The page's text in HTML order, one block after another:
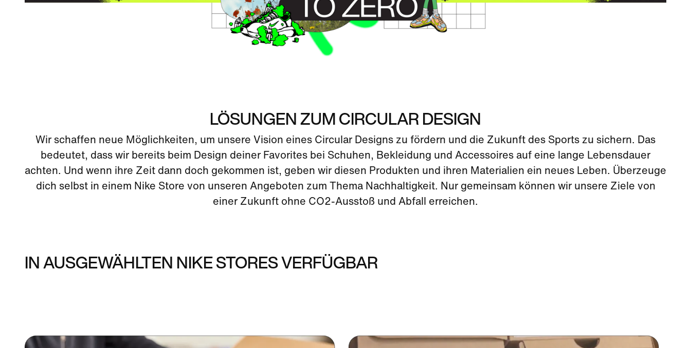
LÖSUNGEN ZUM CIRCULAR DESIGN
Wir schaffen neue Möglichkeiten, um unsere Vision eines Circular Designs zu fördern und die Zukunft des Sports zu sichern. Das
bedeutet, dass wir bereits beim Design deiner Favorites bei Schuhen, Bekleidung und Accessoires auf eine lange Lebensdauer
achten. Und wenn ihre Zeit dann doch gekommen ist, geben wir diesen Produkten und ihren Materialien ein neues Leben. Überzeuge
dich selbst in einem Nike Store von unseren Angeboten zum Thema Nachhaltigkeit. Nur gemeinsam können wir unsere Ziele von
einer Zukunft ohne CO2-Ausstoß und Abfall erreichen.
IN AUSGEWÄHLTEN NIKE STORES VERFÜGBAR